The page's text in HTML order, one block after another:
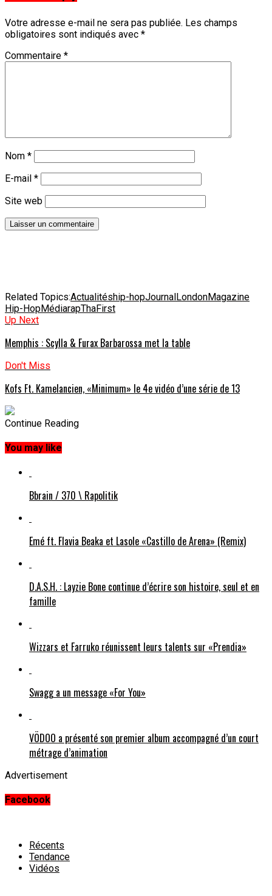
Votre adresse e-mail ne sera pas publiée. Les champs
obligatoires sont indiqués avec *
Commentaire *
Nom *
E-mail *
Site web
Related Topics:Actualitéship-hopJournalLondonMagazine
Hip-HopMédiarapThaFirst
Up Next
Memphis : Scylla & Furax Barbarossa met la table
Don't Miss
Kofs Ft. Kamelancien, «Minimum» le 4e vidéo d’une série de 13
Continue Reading
You may like
Bbrain / 370 \ Rapolitik
Emé ft. Flavia Beaka et Lasole «Castillo de Arena» (Remix)
D.A.S.H. : Layzie Bone continue d’écrire son histoire, seul et en
famille
Wizzars et Farruko réunissent leurs talents sur «Prendia»
Swagg a un message «For You»
VÖDOO a présenté son premier album accompagné d’un court
métrage d’animation
Advertisement
Facebook
Récents
Tendance
Vidéos